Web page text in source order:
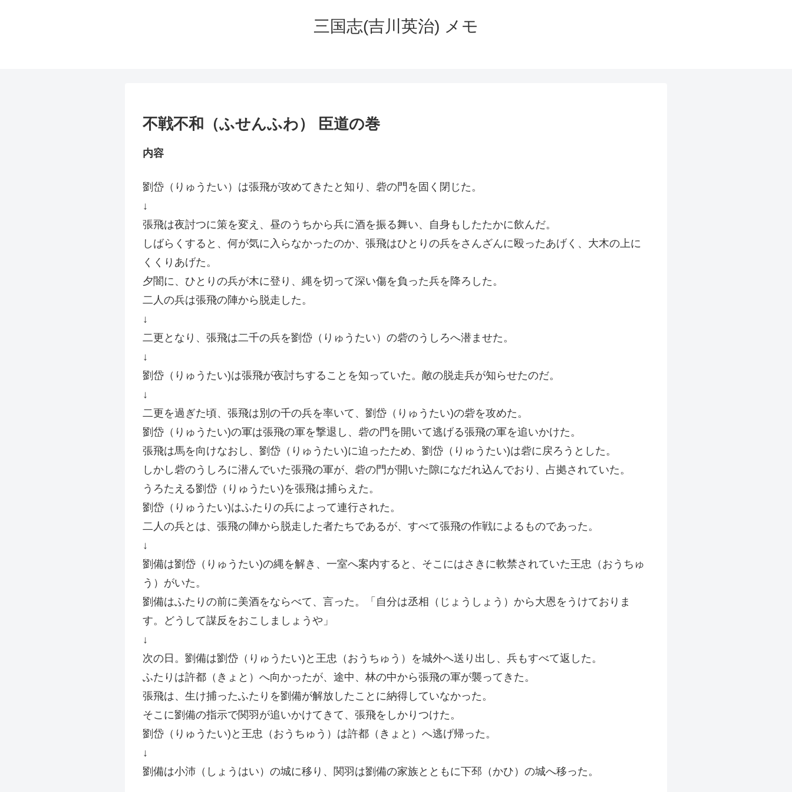
三国志(吉川英治) メモ
不戦不和（ふせんふわ） 臣道の巻
内容
劉岱（りゅうたい）は張飛が攻めてきたと知り、砦の門を固く閉じた。
↓
張飛は夜討つに策を変え、昼のうちから兵に酒を振る舞い、自身もしたたかに飲んだ。
しばらくすると、何が気に入らなかったのか、張飛はひとりの兵をさんざんに殴ったあげく、大木の上に
くくりあげた。
夕闇に、ひとりの兵が木に登り、縄を切って深い傷を負った兵を降ろした。
二人の兵は張飛の陣から脱走した。
↓
二更となり、張飛は二千の兵を劉岱（りゅうたい）の砦のうしろへ潜ませた。
↓
劉岱（りゅうたい)は張飛が夜討ちすることを知っていた。敵の脱走兵が知らせたのだ。
↓
二更を過ぎた頃、張飛は別の千の兵を率いて、劉岱（りゅうたい)の砦を攻めた。
劉岱（りゅうたい)の軍は張飛の軍を撃退し、砦の門を開いて逃げる張飛の軍を追いかけた。
張飛は馬を向けなおし、劉岱（りゅうたい)に迫ったため、劉岱（りゅうたい)は砦に戻ろうとした。
しかし砦のうしろに潜んでいた張飛の軍が、砦の門が開いた隙になだれ込んでおり、占拠されていた。
うろたえる劉岱（りゅうたい)を張飛は捕らえた。
劉岱（りゅうたい)はふたりの兵によって連行された。
二人の兵とは、張飛の陣から脱走した者たちであるが、すべて張飛の作戦によるものであった。
↓
劉備は劉岱（りゅうたい)の縄を解き、一室へ案内すると、そこにはさきに軟禁されていた王忠（おうちゅ
う）がいた。
劉備はふたりの前に美酒をならべて、言った。「自分は丞相（じょうしょう）から大恩をうけておりま
す。どうして謀反をおこしましょうや」
↓
次の日。劉備は劉岱（りゅうたい)と王忠（おうちゅう）を城外へ送り出し、兵もすべて返した。
ふたりは許都（きょと）へ向かったが、途中、林の中から張飛の軍が襲ってきた。
張飛は、生け捕ったふたりを劉備が解放したことに納得していなかった。
そこに劉備の指示で関羽が追いかけてきて、張飛をしかりつけた。
劉岱（りゅうたい)と王忠（おうちゅう）は許都（きょと）へ逃げ帰った。
↓
劉備は小沛（しょうはい）の城に移り、関羽は劉備の家族とともに下邳（かひ）の城へ移った。